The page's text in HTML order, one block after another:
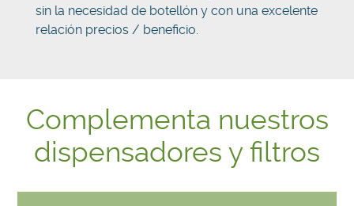
sin la necesidad de botellón y con una excelente
relación precios / beneficio.
Complementa nuestros
dispensadores y filtros